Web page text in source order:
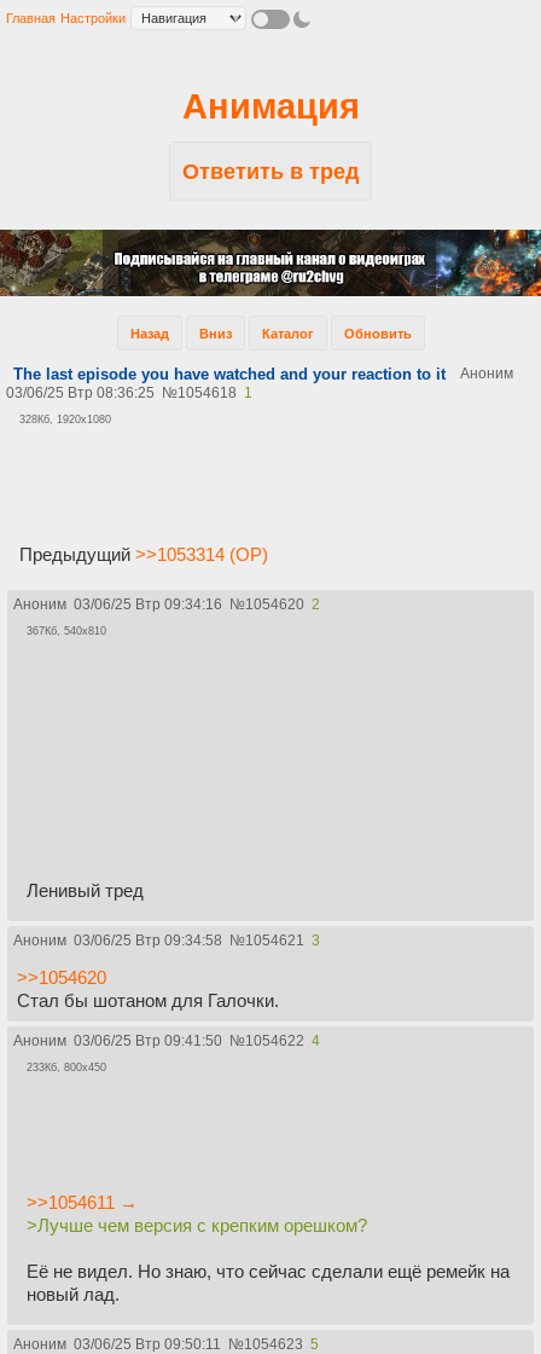
Главная Настройки
Анимация
Ответить в тред
Назад Вниз Каталог Обновить
The last episode you have watched and your reaction to it
Аноним
03/06/25 Втр 08:36:25
№1054618 1
328Кб, 1920x1080
Предыдущий >>1053314 (OP)
Аноним 03/06/25 Втр 09:34:16 №1054620 2
367Кб, 540x810
Ленивый тред
Аноним 03/06/25 Втр 09:34:58 №1054621 3
>>1054620
Стал бы шотаном для Галочки.
Аноним 03/06/25 Втр 09:41:50 №1054622 4
233Кб, 800x450
>>1054611 →
>Лучше чем версия с крепким орешком?
Её не видел. Но знаю, что сейчас сделали ещё ремейк на
новый лад.
Аноним 03/06/25 Втр 09:50:11 №1054623 5